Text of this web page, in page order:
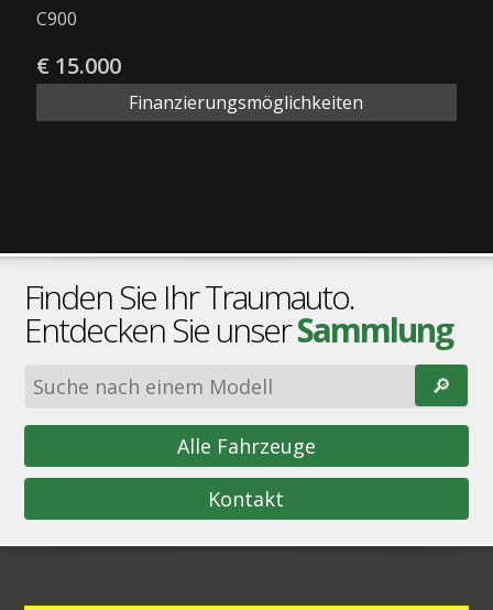
C900
€ 15.000
Finanzierungsmöglichkeiten
Finden Sie Ihr Traumauto.
Entdecken Sie unserSammlung
🔎︎
Alle Fahrzeuge
Kontakt